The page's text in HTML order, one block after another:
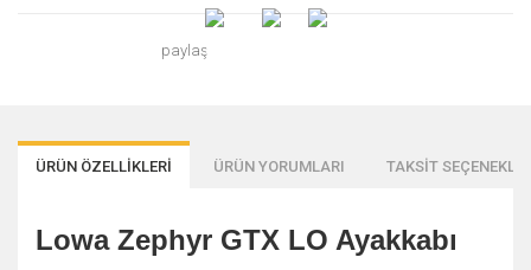
paylaş
ÜRÜN ÖZELLİKLERİ ÜRÜN YORUMLARI TAKSİT
Lowa Zephyr GTX LO Ayakkabı